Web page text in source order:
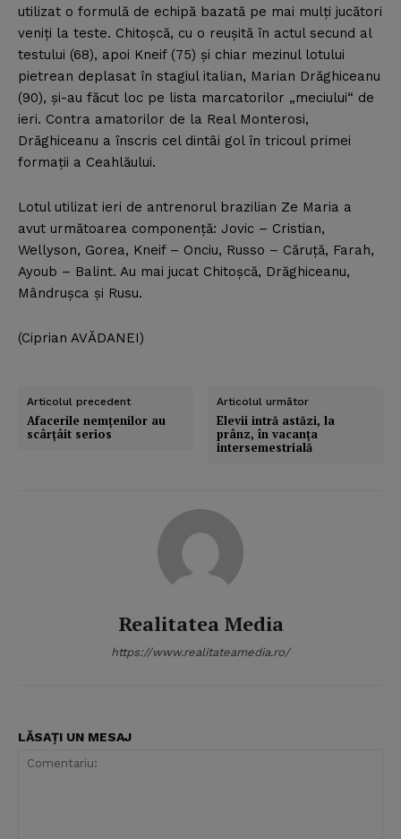
utilizat o formulă de echipă bazată pe mai mulţi jucători
veniţi la teste. Chitoşcă, cu o reuşită în actul secund al
testului (68), apoi Kneif (75) şi chiar mezinul lotului
pietrean deplasat în stagiul italian, Marian Drăghiceanu
(90), şi-au făcut loc pe lista marcatorilor „meciului“ de
ieri. Contra amatorilor de la Real Monterosi,
Drăghiceanu a înscris cel dintâi gol în tricoul primei
formaţii a Ceahlăului.
Lotul utilizat ieri de antrenorul brazilian Ze Maria a
avut următoarea componenţă: Jovic – Cristian,
Wellyson, Gorea, Kneif – Onciu, Russo – Căruţă, Farah,
Ayoub – Balint. Au mai jucat Chitoşcă, Drăghiceanu,
Mândruşca şi Rusu.
(Ciprian AVĂDANEI)
Articolul precedent
Afacerile nemţenilor au
scârţâit serios
Articolul următor
Elevii intră astăzi, la
prânz, în vacanţa
intersemestrială
Realitatea Media
https://www.realitateamedia.ro/
LĂSAȚI UN MESAJ